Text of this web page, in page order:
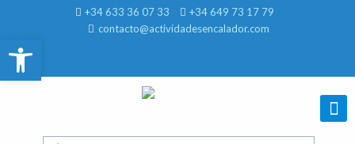
+34 633 36 07 33
+34 649 73 17 79
contacto@actividadesencalador.com
Abrir barra de herramientas